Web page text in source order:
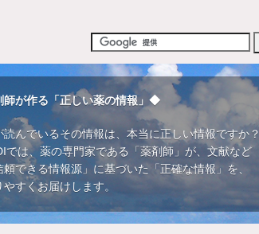
が作る「正しい薬の情報」◆
読んでいるその情報は、本当に正しい情報ですか？
では、薬の専門家である「薬剤師」が、文献など
頼できる情報源」に基づいた「正確な情報」を、
やすくお届けします。